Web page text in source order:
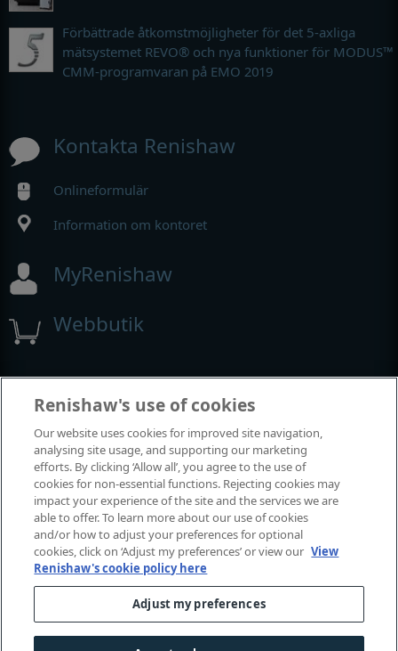
Förbättrade åtkomstmöjligheter för det 5-axliga
mätsystemet REVO® och nya funktioner för MODUS™
CMM-programvaran på EMO 2019
Kontakta Renishaw
Onlineformulär
Information om kontoret
MyRenishaw
Webbutik
Utställningar och konferenser
Tillställningar där vi deltar
© 2001-2026 Renishaw plc. Med ensamrätt.
Kontakta oss
Tillgänglighet
Renishaw's use of cookies
Our website uses cookies for improved site navigation,
analysing site usage, and supporting our marketing
efforts. By clicking ‘Allow all’, you agree to the use of
cookies for non-essential functions. Rejecting cookies may
impact your experience of the site and the services we are
able to offer. To learn more about our use of cookies
and/or how to adjust your preferences for optional
cookies, click on ‘Adjust my preferences’ or view our View
Renishaw's cookie policy here
Adjust my preferences